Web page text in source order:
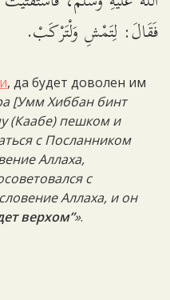
فَقَالَ: لِتَمْشِ وَلْتَرْكَبْ.
, да будет доволен им
[Умм Хиббан бинт
(Каабе) пешком и
с Посланником
Аллаха,
с
Аллаха, и он
верхом”».